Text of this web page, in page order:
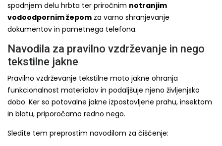
spodnjem delu hrbta ter priročnim notranjim
vodoodpornim žepom za varno shranjevanje
dokumentov in pametnega telefona.
Navodila za pravilno vzdrževanje in nego
tekstilne jakne
Pravilno vzdrževanje tekstilne moto jakne ohranja
funkcionalnost materialov in podaljšuje njeno življenjsko
dobo. Ker so potovalne jakne izpostavljene prahu, insektom
in blatu, priporočamo redno nego.
Sledite tem preprostim navodilom za čiščenje: